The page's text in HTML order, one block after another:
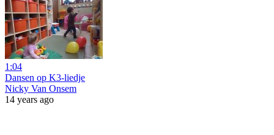
1:04
Dansen op K3-liedje
Nicky Van Onsem
14 years ago